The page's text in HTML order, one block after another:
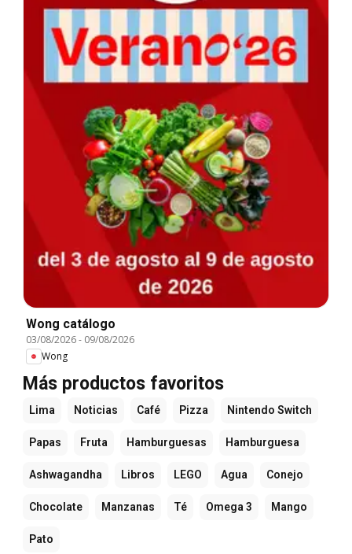
Wong catálogo
03/08/2026- 09/08/2026
Wong
Más productos favoritos
Lima Noticias Café Pizza Nintendo Switch
Papas Fruta Hamburguesas Hamburguesa
Ashwagandha Libros LEGO Agua Conejo
Chocolate Manzanas Té Omega 3 Mango
Pato